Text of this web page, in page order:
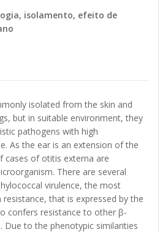
isolamento, efeito de
isolated from the skin and
but in suitable environment, they
pathogens with high
As the ear is an extension of the
cases of otitis externa are
There are several
virulence, the most
that is expressed by the
confers resistance to other β-
Due to the phenotypic similarities